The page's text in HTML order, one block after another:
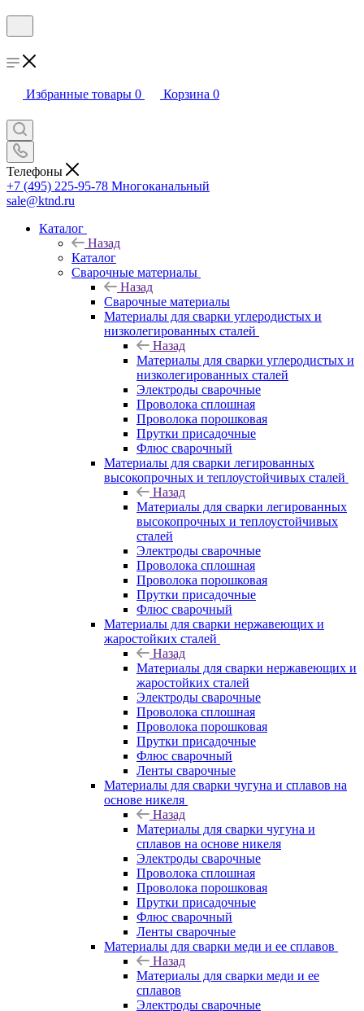
Избранные товары 0 Корзина 0
Телефоны
+7 (495) 225-95-78 Многоканальный
sale@ktnd.ru
Каталог
Назад
Каталог
Сварочные материалы
Назад
Сварочные материалы
Материалы для сварки углеродистых и
низколегированных сталей
Назад
Материалы для сварки углеродистых и
низколегированных сталей
Электроды сварочные
Проволока сплошная
Проволока порошковая
Прутки присадочные
Флюс сварочный
Материалы для сварки легированных
высокопрочных и теплоустойчивых сталей
Назад
Материалы для сварки легированных
высокопрочных и теплоустойчивых
сталей
Электроды сварочные
Проволока сплошная
Проволока порошковая
Прутки присадочные
Флюс сварочный
Материалы для сварки нержавеющих и
жаростойких сталей
Назад
Материалы для сварки нержавеющих и
жаростойких сталей
Электроды сварочные
Проволока сплошная
Проволока порошковая
Прутки присадочные
Флюс сварочный
Ленты сварочные
Материалы для сварки чугуна и сплавов на
основе никеля
Назад
Материалы для сварки чугуна и
сплавов на основе никеля
Электроды сварочные
Проволока сплошная
Проволока порошковая
Прутки присадочные
Флюс сварочный
Ленты сварочные
Материалы для сварки меди и ее сплавов
Назад
Материалы для сварки меди и ее
сплавов
Электроды сварочные